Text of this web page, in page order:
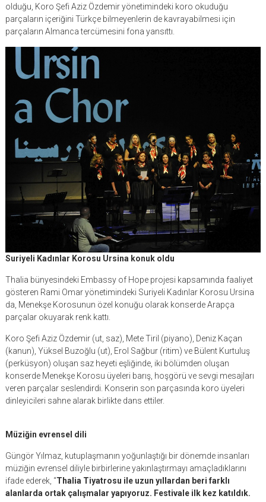
olduğu, Koro Şefi Aziz Özdemir yönetimindeki koro okuduğu
parçaların içeriğini Türkçe bilmeyenlerin de kavrayabilmesi için
parçaların Almanca tercümesini fona yansıttı.
Suriyeli Kadınlar Korosu Ursina konuk oldu
Thalia bünyesindeki Embassy of Hope projesi kapsamında faaliyet
gösteren Rami Omar yönetimindeki Suriyeli Kadınlar Korosu Ursina
da, Menekşe Korosunun özel konuğu olarak konserde Arapça
parçalar okuyarak renk kattı.
Koro Şefi Aziz Özdemir (ut, saz), Mete Tiril (piyano), Deniz Kaçan
(kanun), Yüksel Buzoğlu (ut), Erol Sağbur (ritim) ve Bülent Kurtuluş
(perküsyon) oluşan saz heyeti eşliğinde, iki bölümden oluşan
konserde Menekşe Korosu üyeleri barış, hoşgörü ve sevgi mesajları
veren parçalar seslendirdi. Konserin son parçasında koro üyeleri
dinleyicileri sahne alarak birlikte dans ettiler.
Müziğin evrensel dili
Güngör Yılmaz, kutuplaşmanın yoğunlaştığı bir dönemde insanları
müziğin evrensel diliyle birbirlerine yakınlaştırmayı amaçladıklarını
ifade ederek, “Thalia Tiyatrosu ile uzun yıllardan beri farklı
alanlarda ortak çalışmalar yapıyoruz. Festivale ilk kez katıldık.